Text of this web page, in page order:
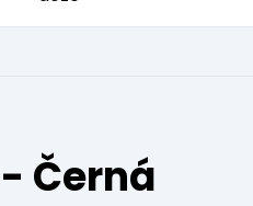
Černá